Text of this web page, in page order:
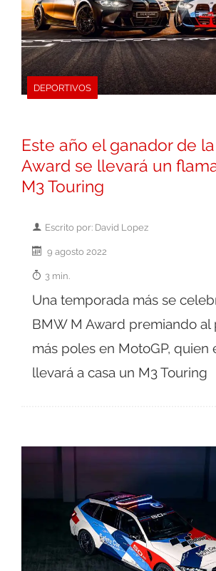
DEPORTIVOS
Este año el ganador de
Award se llevará un
M3 Touring
Escrito por: David Lopez
9 agosto 2022
3 min.
Una temporada más se
BMW M Award premiando al
más poles en MotoGP, quien
llevará a casa un M3 Touring